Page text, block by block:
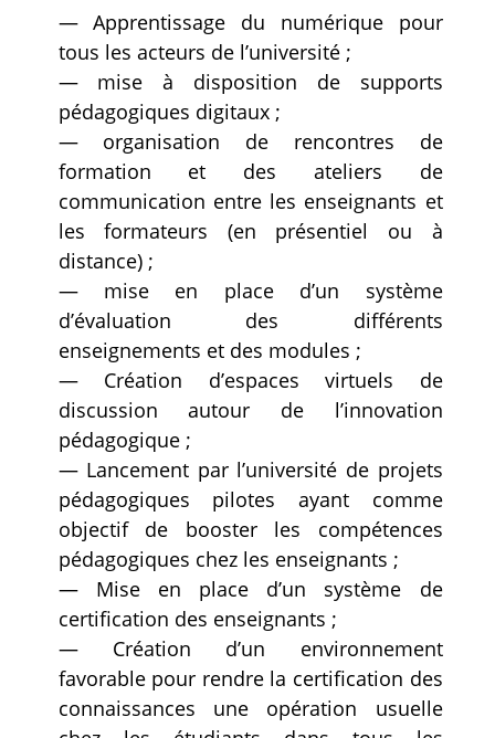
— Apprentissage du numérique pour
tous les acteurs de l’université ;
— mise à disposition de supports
pédagogiques digitaux ;
— organisation de rencontres de
formation et des ateliers de
communication entre les enseignants et
les formateurs (en présentiel ou à
distance) ;
— mise en place d’un système
d’évaluation des différents
enseignements et des modules ;
— Création d’espaces virtuels de
discussion autour de l’innovation
pédagogique ;
— Lancement par l’université de projets
pédagogiques pilotes ayant comme
objectif de booster les compétences
pédagogiques chez les enseignants ;
— Mise en place d’un système de
certification des enseignants ;
— Création d’un environnement
favorable pour rendre la certification des
connaissances une opération usuelle